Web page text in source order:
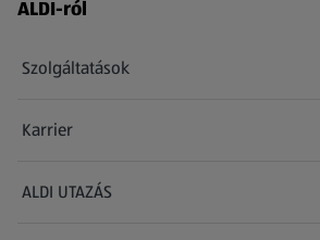
Láblécmenü - további linkek
ALDI-ról
Szolgáltatások
Karrier
(új oldalon nyílik meg)
ALDI UTAZÁS
(új oldalon nyílik meg)